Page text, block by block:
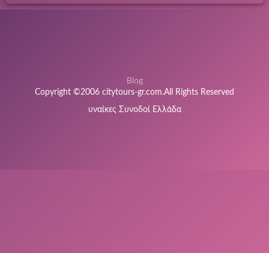
Blog
Copyright ©2006 citytours-gr.com.All Rights Reserved
υναίκες Συνοδοί Ελλάδα